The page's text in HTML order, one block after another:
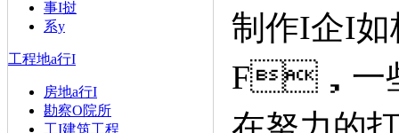
事I挝
系y
工程地a行I
房地a行I
勘察O院所
工I建筑工程
制作I企I如
F，一